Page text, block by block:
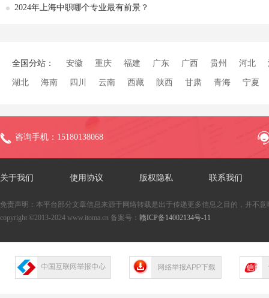
2024年上海中职哪个专业最有前景？
全国分站： 安徽 重庆 福建 广东 广西 贵州 河北
湖北 海南 四川 云南 西藏 陕西 甘肃 青海 宁夏
咨询手机：15180138068
关于我们 使用协议 版权隐私 联系我们
免责声明：本平台部分文章信息来源于网络转载是出于传递更多信息之目的，并不
copyright ©2013-2024 www.itoma.cn 备案号： 赣ICP备14002134号-11